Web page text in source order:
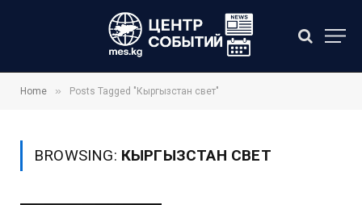
Home » Posts Tagged "Кыргызстан свет"
BROWSING: КЫРГЫЗСТАН СВЕТ